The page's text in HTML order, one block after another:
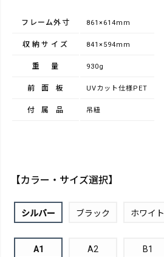
フレーム外寸 861×614mm
収納サイズ 841×594mm
重量 930g
前面板 UVカット仕様PET
付属品 吊紐
【カラー・サイズ選択】
シルバー ブラック ホワイト
A1 A2 B1